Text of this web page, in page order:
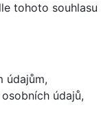
tohoto souhlasu
údajům,
údajů,